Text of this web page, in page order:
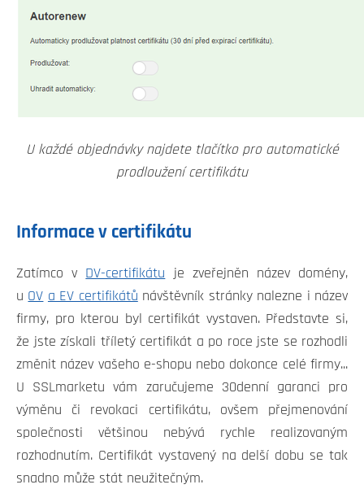
U každé objednávky najdete tlačítko pro automatické
prodloužení certifikátu
Informace v certifikátu
Zatímco v DV-certifikátu je zveřejněn název domény,
u OV a EV certifikátů návštěvník stránky nalezne i název
firmy, pro kterou byl certifikát vystaven. Představte si,
že jste získali tříletý certifikát a po roce jste se rozhodli
změnit název vašeho e-shopu nebo dokonce celé firmy...
U SSLmarketu vám zaručujeme 30denní garanci pro
výměnu či revokaci certifikátu, ovšem přejmenování
společnosti většinou nebývá rychle realizovaným
rozhodnutím. Certifikát vystavený na delší dobu se tak
snadno může stát neužitečným.